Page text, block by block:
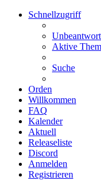
Schnellzugriff
Aktive
Suche
Orden
Willkommen
FAQ
Kalender
Aktuell
Releaseliste
Discord
Anmelden
Registrieren